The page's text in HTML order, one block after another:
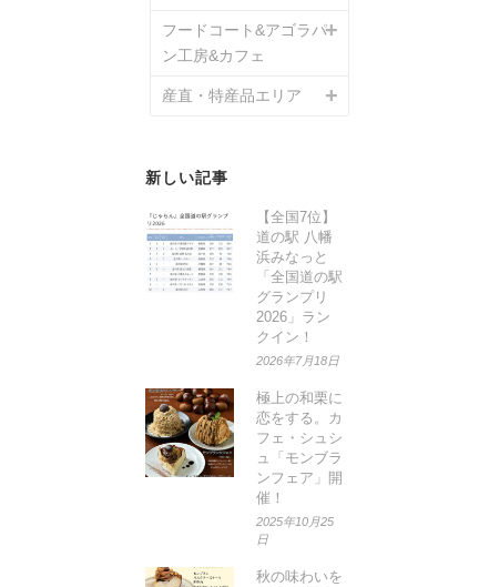
フードコート&アゴラパ
ン工房&カフェ
産直・特産品エリア
新しい記事
【全国7位】
道の駅 八幡
浜みなっと
「全国道の駅
グランプリ
2026」ラン
クイン！
2026年7月18日
極上の和栗に
恋をする。カ
フェ・シュシ
ュ「モンブラ
ンフェア」開
催！
2025年10月25
日
秋の味わいを